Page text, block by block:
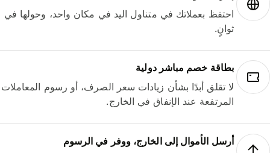
احتفظ بعملاتك في متناول اليد في مكان واحد، وحولها في
ثوانٍ.
بطاقة خصم مباشر دولية
لا تقلق أبدًا بشأن زيادات سعر الصرف، أو رسوم المعاملات
المرتفعة عند الإنفاق في الخارج.
أرسل الأموال إلى الخارج، ووفر في الرسوم